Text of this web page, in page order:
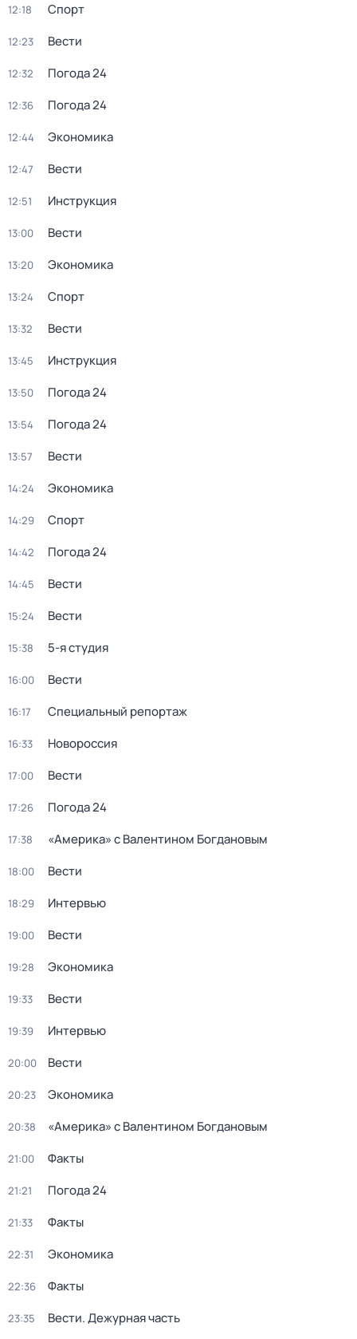
12:18 Спорт
12:23 Вести
12:32 Погода 24
12:36 Погода 24
12:44 Экономика
12:47 Вести
12:51 Инструкция
13:00 Вести
13:20 Экономика
13:24 Спорт
13:32 Вести
13:45 Инструкция
13:50 Погода 24
13:54 Погода 24
13:57 Вести
14:24 Экономика
14:29 Спорт
14:42 Погода 24
14:45 Вести
15:24 Вести
15:38 5-я студия
16:00 Вести
16:17 Специальный репортаж
16:33 Новороссия
17:00 Вести
17:26 Погода 24
17:38 «Америка» с Валентином Богдановым
18:00 Вести
18:29 Интервью
19:00 Вести
19:28 Экономика
19:33 Вести
19:39 Интервью
20:00 Вести
20:23 Экономика
20:38 «Америка» с Валентином Богдановым
21:00 Факты
21:21 Погода 24
21:33 Факты
22:31 Экономика
22:36 Факты
23:35 Вести. Дежурная часть